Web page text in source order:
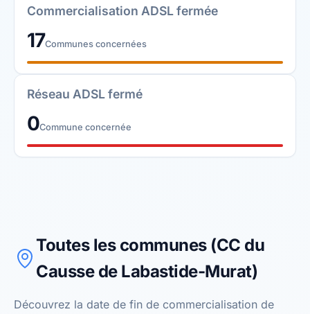
Commercialisation ADSL fermée
17Communes concernées
Réseau ADSL fermé
0Commune concernée
Toutes les communes (CC du
Causse de Labastide-Murat)
Découvrez la date de fin de commercialisation de